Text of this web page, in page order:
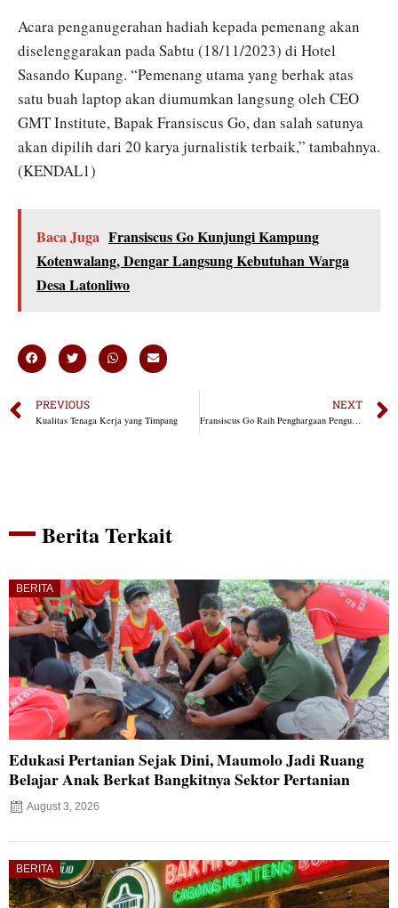
Acara penganugerahan hadiah kepada pemenang akan
diselenggarakan pada Sabtu (18/11/2023) di Hotel
Sasando Kupang. “Pemenang utama yang berhak atas
satu buah laptop akan diumumkan langsung oleh CEO
GMT Institute, Bapak Fransiscus Go, dan salah satunya
akan dipilih dari 20 karya jurnalistik terbaik,” tambahnya.
(KENDAL1)
Baca Juga Fransiscus Go Kunjungi Kampung
Kotenwalang, Dengar Langsung Kebutuhan Warga
Desa Latonliwo
PREVIOUS
Kualitas Tenaga Kerja yang Timpang
NEXT
Fransiscus Go Raih Penghargaan Pengusaha Peduli Peningkatan SDM NTT di Poskupangcom Awards 2023
Berita Terkait
BERITA
Edukasi Pertanian Sejak Dini, Maumolo Jadi Ruang
Belajar Anak Berkat Bangkitnya Sektor Pertanian
August 3, 2026
BERITA